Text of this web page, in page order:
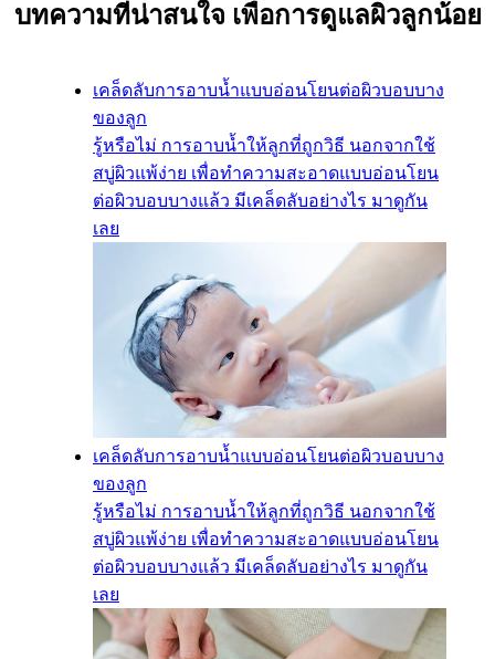
บทความที่น่าสนใจ เพื่อการดูแลผิวลูกน้อย
เคล็ดลับการอาบน้ำแบบอ่อนโยนต่อผิวบอบบาง
ของลูก
รู้หรือไม่ การอาบน้ำให้ลูกที่ถูกวิธี นอกจากใช้
สบู่ผิวแพ้ง่าย เพื่อทำความสะอาดแบบอ่อนโยน
ต่อผิวบอบบางแล้ว มีเคล็ดลับอย่างไร มาดูกัน
เลย
เคล็ดลับการอาบน้ำแบบอ่อนโยนต่อผิวบอบบาง
ของลูก
รู้หรือไม่ การอาบน้ำให้ลูกที่ถูกวิธี นอกจากใช้
สบู่ผิวแพ้ง่าย เพื่อทำความสะอาดแบบอ่อนโยน
ต่อผิวบอบบางแล้ว มีเคล็ดลับอย่างไร มาดูกัน
เลย